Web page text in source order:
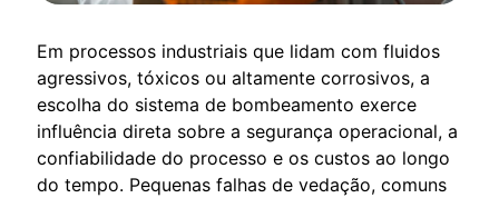
Em processos industriais que lidam com fluidos
agressivos, tóxicos ou altamente corrosivos, a
escolha do sistema de bombeamento exerce
influência direta sobre a segurança operacional, a
confiabilidade do processo e os custos ao longo
do tempo. Pequenas falhas de vedação, comuns